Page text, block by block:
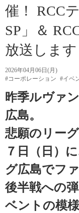
催！ RCC
SP」＆
放送します
2026年04月06日(月)
#コーポレーション #イベ
昨季ルヴァ
広島。
悲願のリー
７日（日）
グ広島でフ
後半戦への
ベントの模